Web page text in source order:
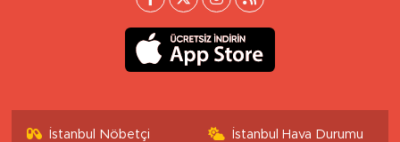
İstanbul Nöbetçi
İstanbul Hava Durumu